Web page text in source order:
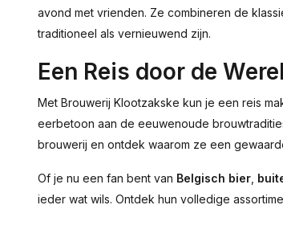
avond met vrienden. Ze combineren de
traditioneel als vernieuwend zijn.
Een Reis door de
Met Brouwerij Klootzakske kun je een reis
eerbetoon aan de eeuwenoude
brouwerij en ontdek waarom ze een
Of je nu een fan bent van Belgisch bier
ieder wat wils. Ontdek hun volledige